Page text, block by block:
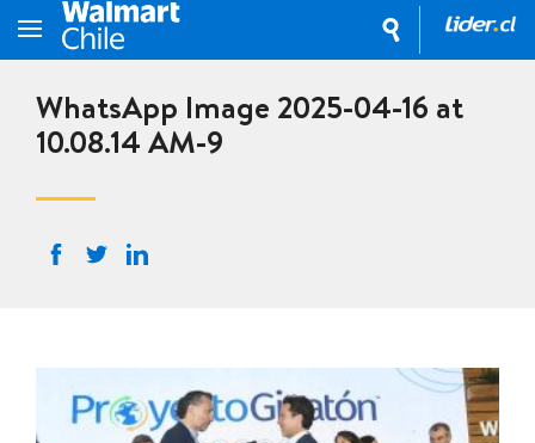
WhatsApp Image 2025-04-16 at
10.08.14 AM-9